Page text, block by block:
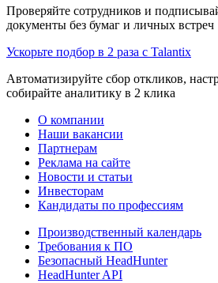
Проверяйте сотрудников и
документы без бумаг и личных встреч
Ускорьте подбор в 2 раза с Talantix
Автоматизируйте сбор откликов,
собирайте аналитику в 2 клика
О компании
Наши вакансии
Партнерам
Реклама на сайте
Новости и статьи
Инвесторам
Кандидаты по профессиям
Производственный календарь
Требования к ПО
Безопасный HeadHunter
HeadHunter API